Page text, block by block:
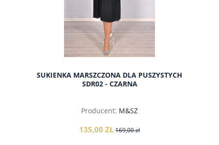
SUKIENKA MARSZCZONA DLA PUSZYSTYCH
SDR02 - CZARNA
Producent: M&SZ
135,00 ZŁ 169,00 zł